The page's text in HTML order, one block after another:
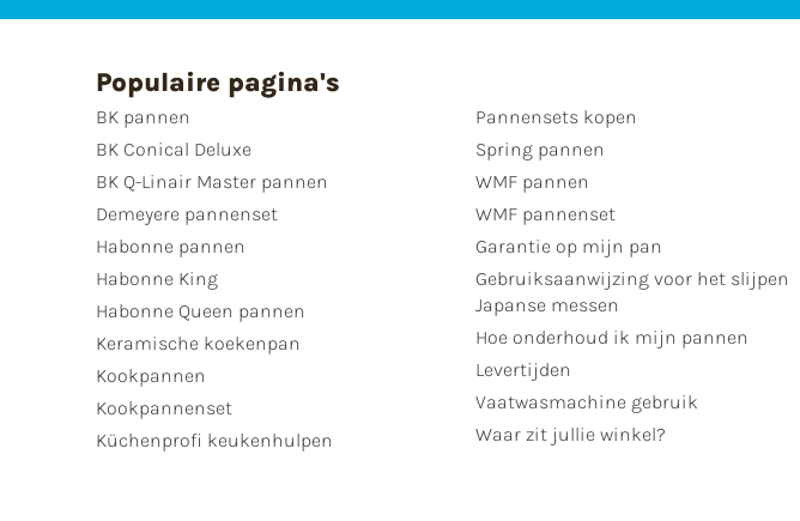
Populaire pagina's
BK pannen
BK Conical Deluxe
BK Q-Linair Master pannen
Demeyere pannenset
Habonne pannen
Habonne King
Habonne Queen pannen
Keramische koekenpan
Kookpannen
Kookpannenset
Küchenprofi keukenhulpen
Pannensets kopen
Spring pannen
WMF pannen
WMF pannenset
Garantie op mijn pan
Gebruiksaanwijzing voor het slijpen
Japanse messen
Hoe onderhoud ik mijn pannen
Levertijden
Vaatwasmachine gebruik
Waar zit jullie winkel?